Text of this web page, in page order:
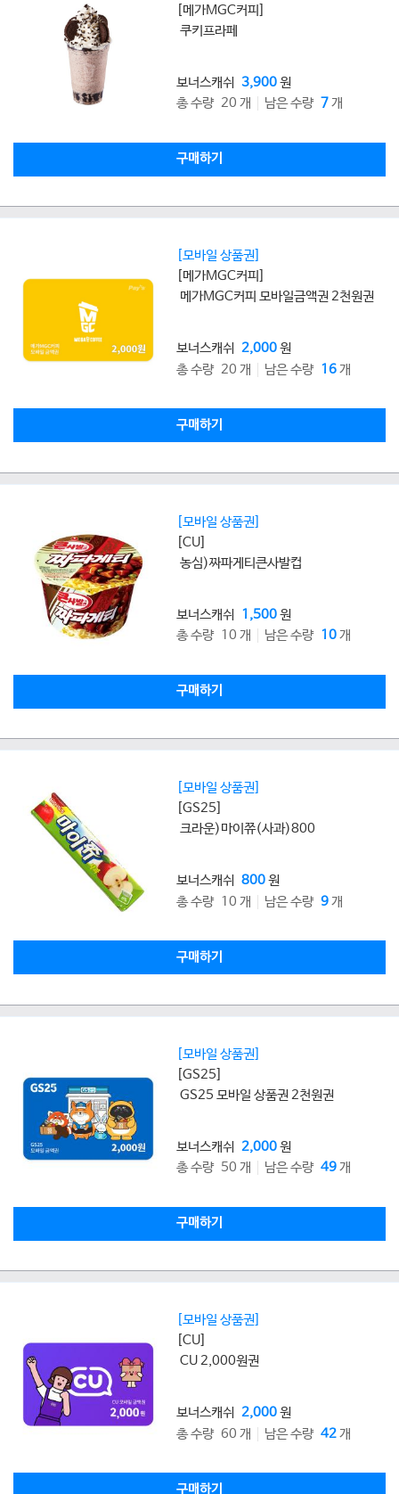
[메가MGC커피]
쿠키프라페
보너스캐쉬 3,900원
총 수량 20 개
남은 수량 7개
구매하기
[모바일 상품권]
[메가MGC커피]
메가MGC커피 모바일금액권 2천원권
보너스캐쉬 2,000원
총 수량 20 개
남은 수량 16개
구매하기
[모바일 상품권]
[CU]
농심)짜파게티큰사발컵
보너스캐쉬 1,500원
총 수량 10 개
남은 수량 10개
구매하기
[모바일 상품권]
[GS25]
크라운)마이쮸(사과)800
보너스캐쉬 800원
총 수량 10 개
남은 수량 9개
구매하기
[모바일 상품권]
[GS25]
GS25 모바일 상품권 2천원권
보너스캐쉬 2,000원
총 수량 50 개
남은 수량 49개
구매하기
[모바일 상품권]
[CU]
CU 2,000원권
보너스캐쉬 2,000원
총 수량 60 개
남은 수량 42개
구매하기